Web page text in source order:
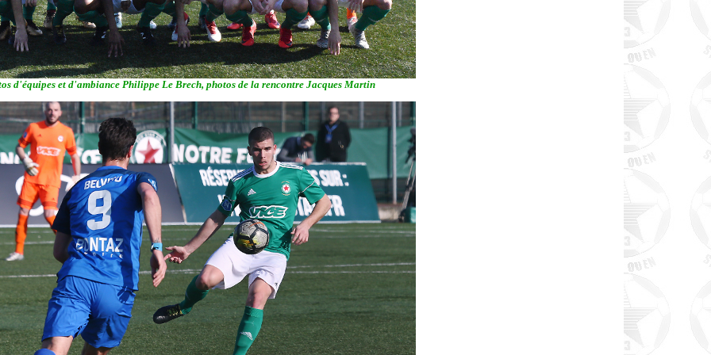
d'équipes et d'ambiance Philippe Le Brech, photos de la rencontre Jacques Martin